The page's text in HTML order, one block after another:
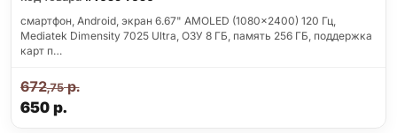
смартфон, Android, экран 6.67" AMOLED (1080x2400) 120 Гц,
Mediatek Dimensity 7025 Ultra, ОЗУ 8 ГБ, память 256 ГБ, поддержка
карт п…
650р.
672,75р.